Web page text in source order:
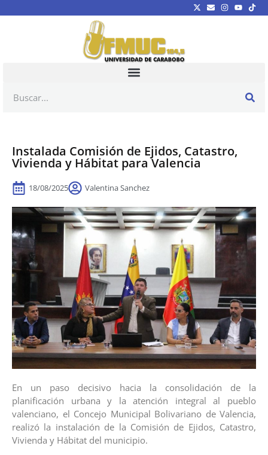
Instalada Comisión de Ejidos, Catastro,
Vivienda y Hábitat para Valencia
18/08/2025 Valentina Sanchez
En un paso decisivo hacia la consolidación de la
planificación urbana y la atención integral al pueblo
valenciano, el Concejo Municipal Bolivariano de Valencia,
realizó la instalación de la Comisión de Ejidos, Catastro,
Vivienda y Hábitat del municipio.